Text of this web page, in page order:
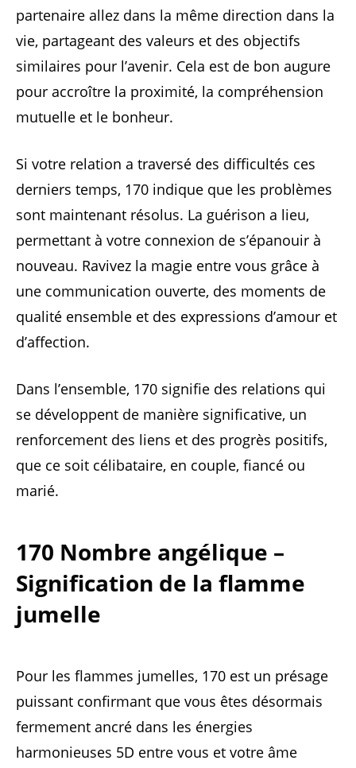
partenaire allez dans la même direction dans la
vie, partageant des valeurs et des objectifs
similaires pour l’avenir. Cela est de bon augure
pour accroître la proximité, la compréhension
mutuelle et le bonheur.
Si votre relation a traversé des difficultés ces
derniers temps, 170 indique que les problèmes
sont maintenant résolus. La guérison a lieu,
permettant à votre connexion de s’épanouir à
nouveau. Ravivez la magie entre vous grâce à
une communication ouverte, des moments de
qualité ensemble et des expressions d’amour et
d’affection.
Dans l’ensemble, 170 signifie des relations qui
se développent de manière significative, un
renforcement des liens et des progrès positifs,
que ce soit célibataire, en couple, fiancé ou
marié.
170 Nombre angélique –
Signification de la flamme
jumelle
Pour les flammes jumelles, 170 est un présage
puissant confirmant que vous êtes désormais
fermement ancré dans les énergies
harmonieuses 5D entre vous et votre âme